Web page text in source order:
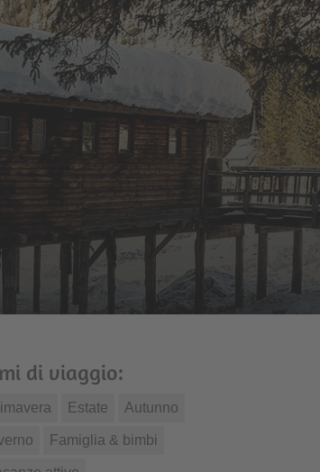
di viaggio:
Estate Autunno
Famiglia & bimbi